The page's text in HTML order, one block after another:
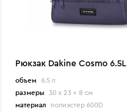
Рюкзак Dakine Cosmo 6.5L
объем
6.5 л
размеры
30 x 23 x 8 см
материал
полиэстер 600D